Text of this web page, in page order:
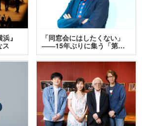
』
「同窓会にはしたくない」
――15年ぶりに集う「第…